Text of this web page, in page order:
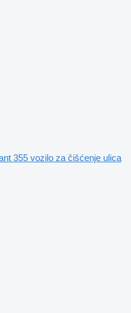
355 vozilo za čišćenje ulica